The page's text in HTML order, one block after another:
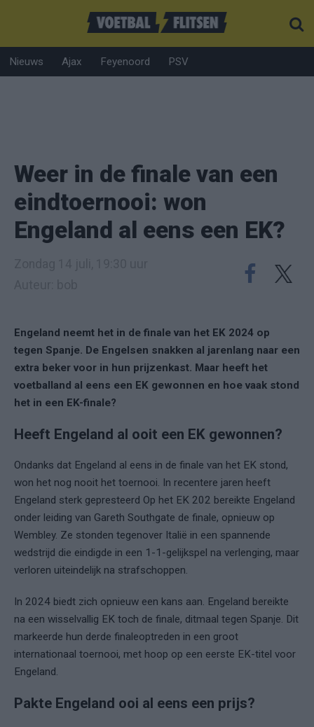
Nieuws Ajax Feyenoord PSV
Weer in de finale van een
eindtoernooi: won
Engeland al eens een EK?
Engeland neemt het in de finale van het EK 2024 op
tegen Spanje. De Engelsen snakken al jarenlang naar een
extra beker voor in hun prijzenkast. Maar heeft het
voetballand al eens een EK gewonnen en hoe vaak stond
het in een EK-finale?
Heeft Engeland al ooit een EK gewonnen?
Ondanks dat Engeland al eens in de finale van het EK stond,
won het nog nooit het toernooi. In recentere jaren heeft
Engeland sterk gepresteerd Op het EK 202 bereikte Engeland
onder leiding van Gareth Southgate de finale, opnieuw op
Wembley. Ze stonden tegenover Italië in een spannende
wedstrijd die eindigde in een 1-1-gelijkspel na verlenging, maar
verloren uiteindelijk na strafschoppen.
In 2024 biedt zich opnieuw een kans aan. Engeland bereikte
na een wisselvallig EK toch de finale, ditmaal tegen Spanje. Dit
markeerde hun derde finaleoptreden in een groot
internationaal toernooi, met hoop op een eerste EK-titel voor
Engeland.
Pakte Engeland ooi al eens een prijs?